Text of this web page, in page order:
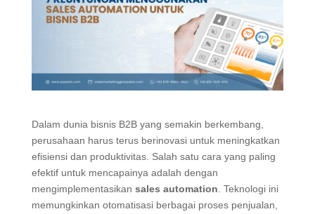
Dalam dunia bisnis B2B yang semakin berkembang,
perusahaan harus terus berinovasi untuk meningkatkan
efisiensi dan produktivitas. Salah satu cara yang paling
efektif untuk mencapainya adalah dengan
mengimplementasikan sales automation . Teknologi ini
memungkinkan otomatisasi berbagai proses penjualan,